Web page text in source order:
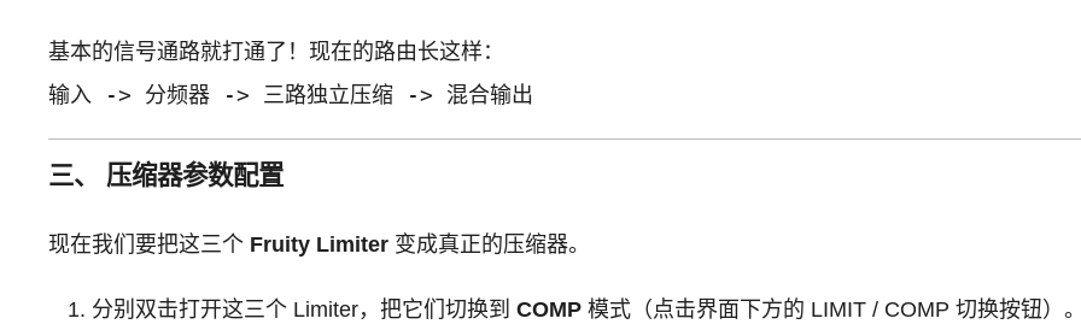
基本的信号通路就打通了！现在的路由长这样：
输入 -> 分频器 -> 三路独立压缩 -> 混合输出
三、 压缩器参数配置
现在我们要把这三个 Fruity Limiter 变成真正的压缩器。
分别双击打开这三个 Limiter，把它们切换到COMP 模式（点击界面下方的 LIMIT / COMP 切换按钮）。